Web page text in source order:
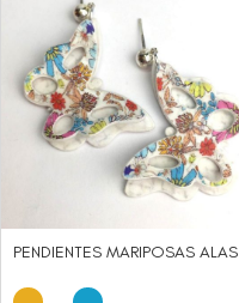
PENDIENTES MARIPOSAS ALAS